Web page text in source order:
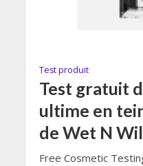
Test produit
Test gratuit
ultime en
de Wet N
Free Cosmetic